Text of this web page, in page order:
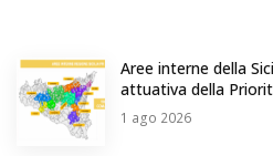
Aree interne della
attuativa della
1 ago 2026